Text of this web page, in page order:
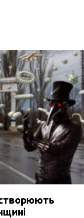
створюють